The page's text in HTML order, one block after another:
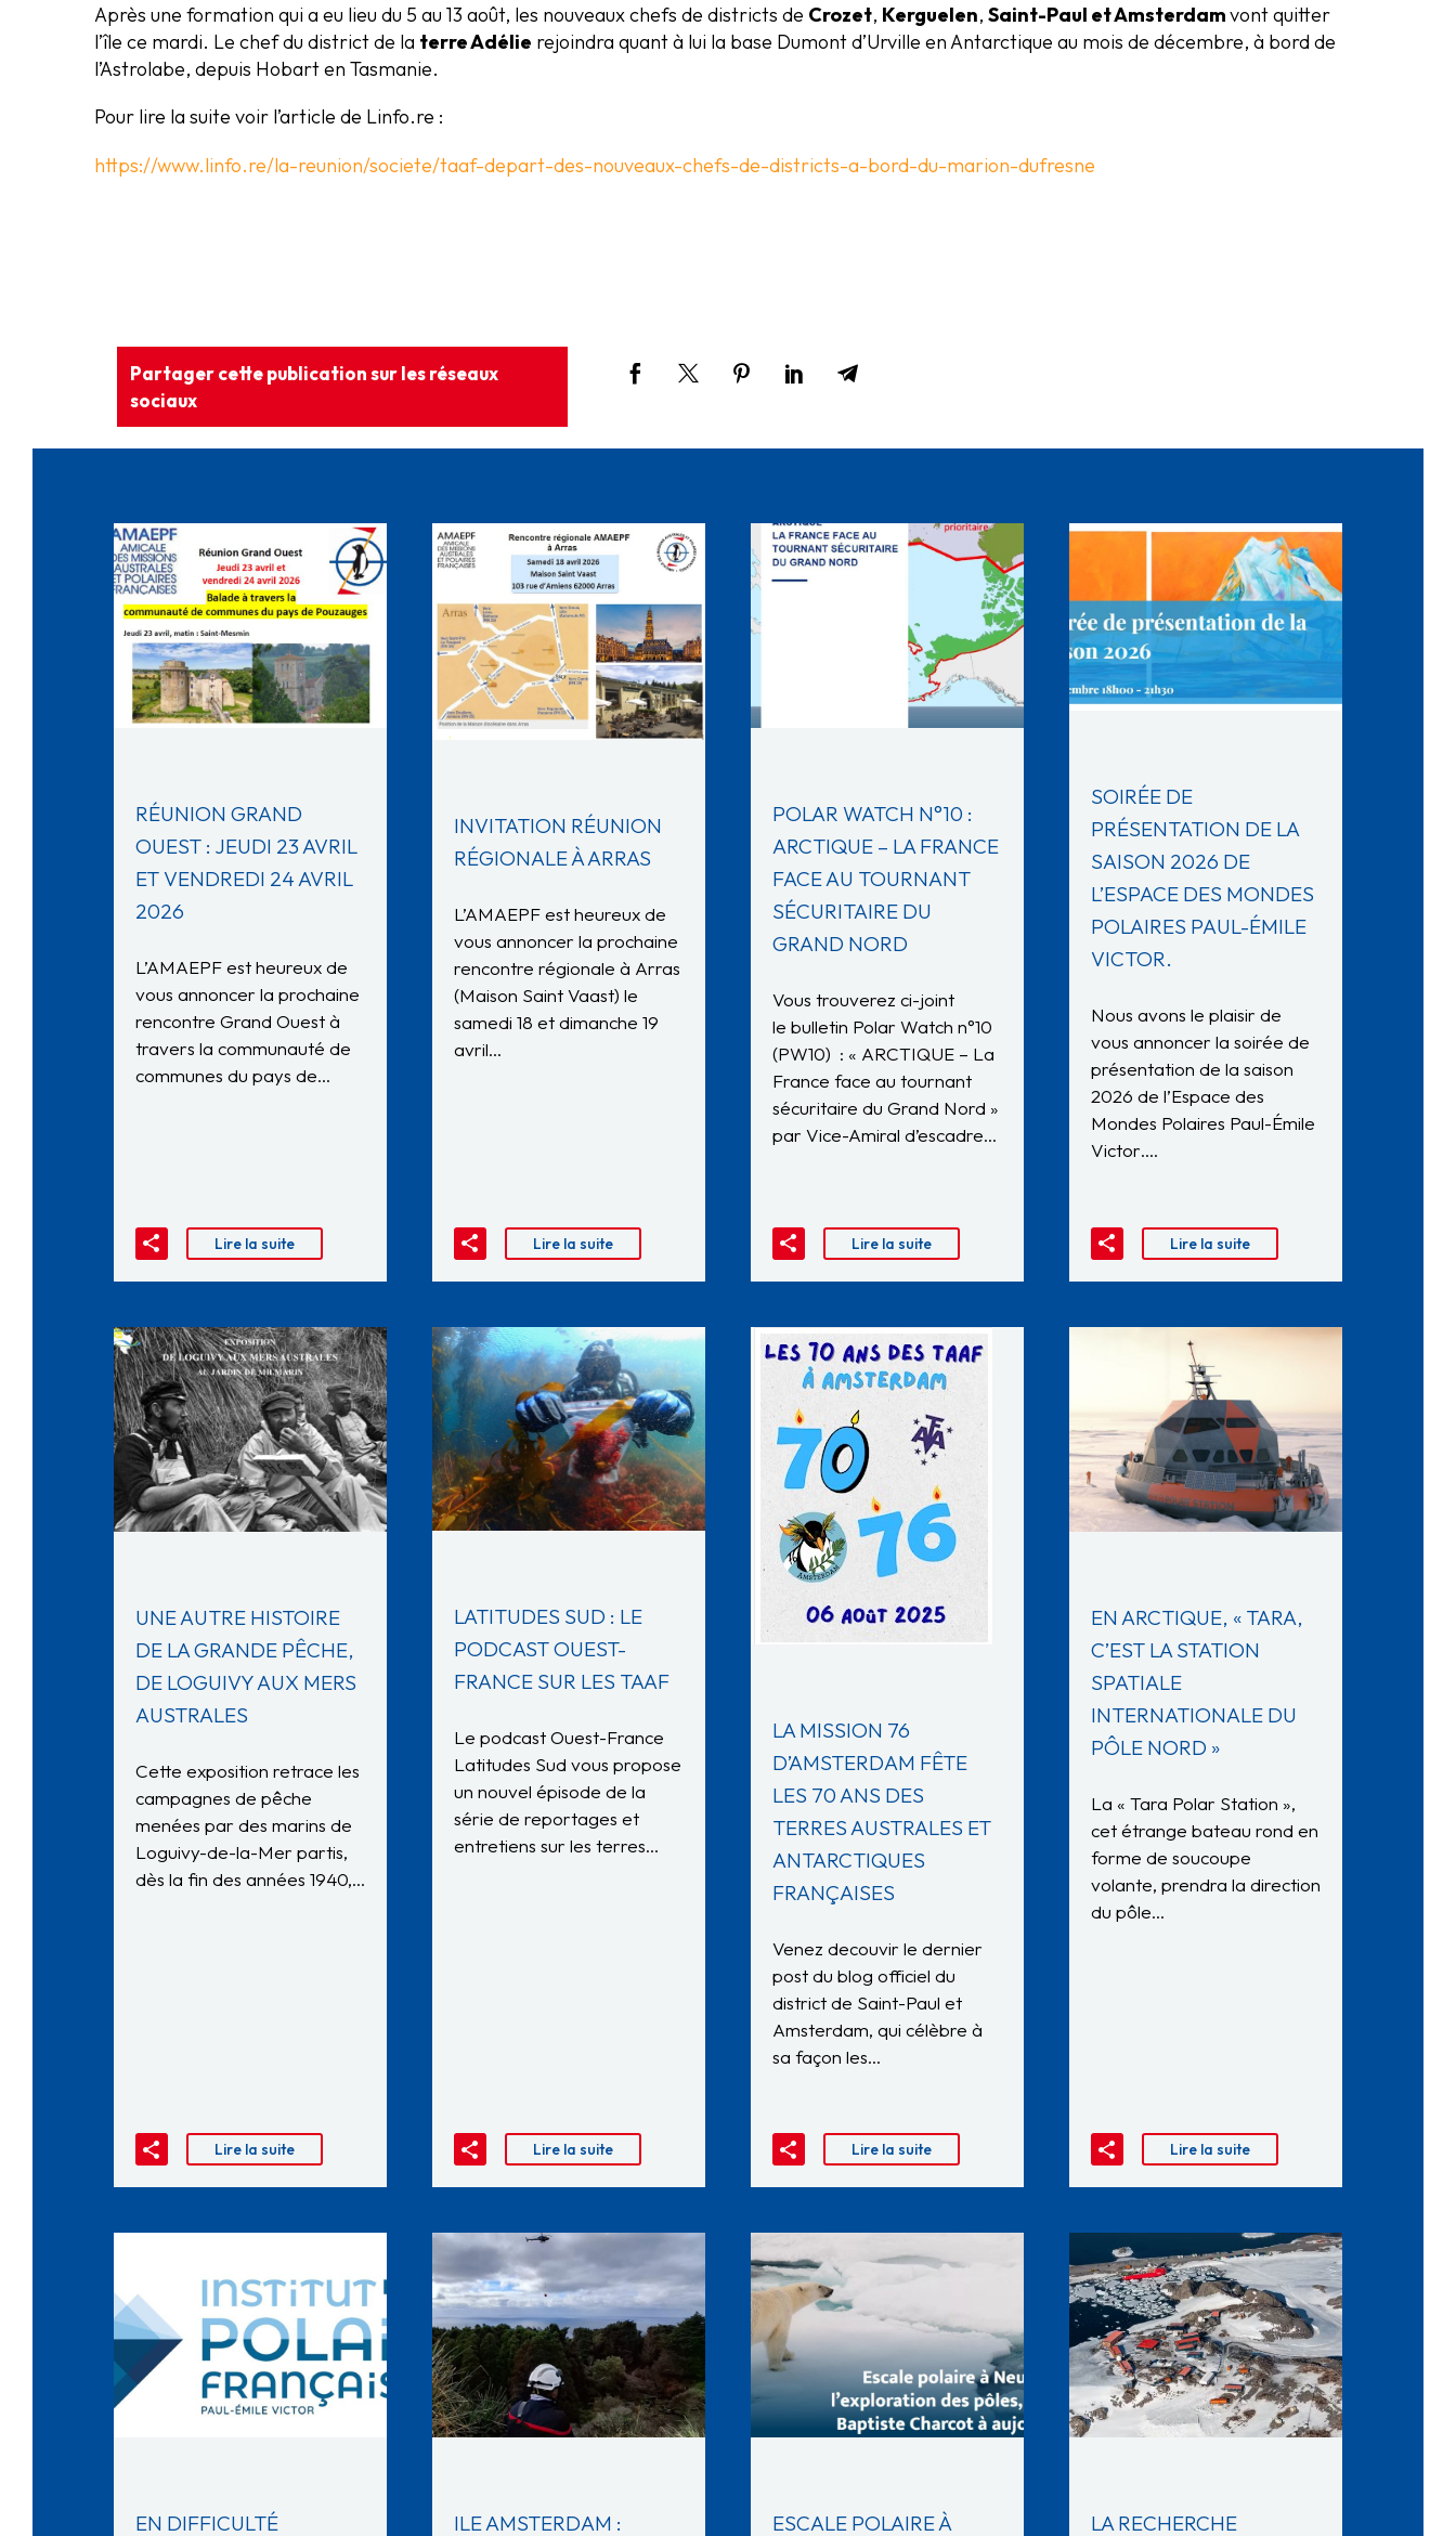
Après une formation qui a eu lieu du 5 au 13 août, les nouveaux chefs de districts de Crozet, Kerguelen, Saint-Paul et Amsterdamvont quitter
l’île ce mardi. Le chef du district de la terre Adélie rejoindra quant à lui la base Dumont d’Urville en Antarctique au mois de décembre, à bord de
l’Astrolabe, depuis Hobart en Tasmanie.
Pour lire la suite voir l’article de Linfo.re :
https://www.linfo.re/la-reunion/societe/taaf-depart-des-nouveaux-chefs-de-districts-a-bord-du-marion-dufresne
Partager cette publication sur les réseaux
sociaux
RÉUNION GRAND
OUEST : JEUDI 23 AVRIL
ET VENDREDI 24 AVRIL
2026
L’AMAEPF est heureux de
vous annoncer la prochaine
rencontre Grand Ouest à
travers la communauté de
communes du pays de…
Lire la suite
INVITATION RÉUNION
RÉGIONALE À ARRAS
L’AMAEPF est heureux de
vous annoncer la prochaine
rencontre régionale à Arras
(Maison Saint Vaast) le
samedi 18 et dimanche 19
avril…
Lire la suite
POLAR WATCH N°10 :
ARCTIQUE – LA FRANCE
FACE AU TOURNANT
SÉCURITAIRE DU
GRAND NORD
Vous trouverez ci-joint
le bulletin Polar Watch n°10
(PW10) : « ARCTIQUE – La
France face au tournant
sécuritaire du Grand Nord »
par Vice-Amiral d’escadre…
Lire la suite
SOIRÉE DE
PRÉSENTATION DE LA
SAISON 2026 DE
L’ESPACE DES MONDES
POLAIRES PAUL-ÉMILE
VICTOR.
Nous avons le plaisir de
vous annoncer la soirée de
présentation de la saison
2026 de l’Espace des
Mondes Polaires Paul-Émile
Victor….
Lire la suite
UNE AUTRE HISTOIRE
DE LA GRANDE PÊCHE,
DE LOGUIVY AUX MERS
AUSTRALES
Cette exposition retrace les
campagnes de pêche
menées par des marins de
Loguivy-de-la-Mer partis,
dès la fin des années 1940,…
Lire la suite
LATITUDES SUD : LE
PODCAST OUEST-
FRANCE SUR LES TAAF
Le podcast Ouest-France
Latitudes Sud vous propose
un nouvel épisode de la
série de reportages et
entretiens sur les terres…
Lire la suite
LA MISSION 76
D’AMSTERDAM FÊTE
LES 70 ANS DES
TERRES AUSTRALES ET
ANTARCTIQUES
FRANÇAISES
Venez decouvir le dernier
post du blog officiel du
district de Saint-Paul et
Amsterdam, qui célèbre à
sa façon les…
Lire la suite
EN ARCTIQUE, « TARA,
C’EST LA STATION
SPATIALE
INTERNATIONALE DU
PÔLE NORD »
La « Tara Polar Station »,
cet étrange bateau rond en
forme de soucoupe
volante, prendra la direction
du pôle…
Lire la suite
EN DIFFICULTÉ ILE AMSTERDAM : ESCALE POLAIRE À LA RECHERCHE